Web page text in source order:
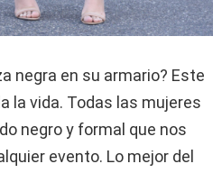
negra en su armario? Este
la vida. Todas las mujeres
negro y formal que nos
evento. Lo mejor del